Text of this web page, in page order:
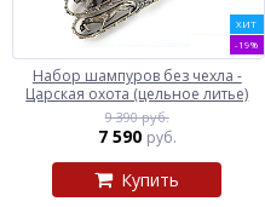
ХИТ
-19%
Набор шампуров без чехла -
Царская охота (цельное литье)
9 390 руб.
7 590 руб.
Купить